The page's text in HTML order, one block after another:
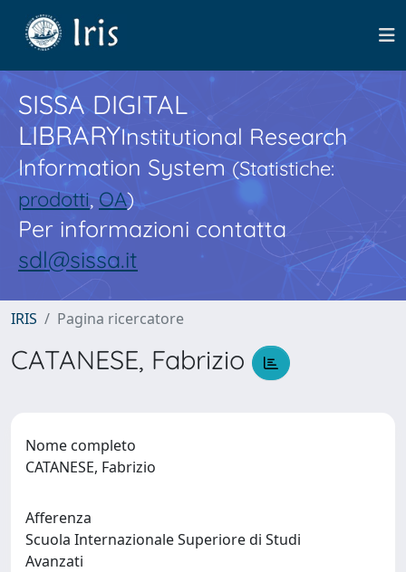
SISSA DIGITAL
LIBRARYInstitutional Research
Information System(Statistiche:
prodotti,OA)
Per informazioni contatta
sdl@sissa.it
IRIS Pagina ricercatore
CATANESE, Fabrizio
Nome completo
CATANESE, Fabrizio
Afferenza
Scuola Internazionale Superiore di Studi
Avanzati